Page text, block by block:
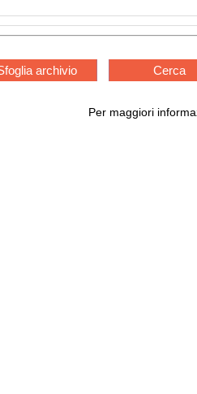
archivio Cerca
Per maggiori